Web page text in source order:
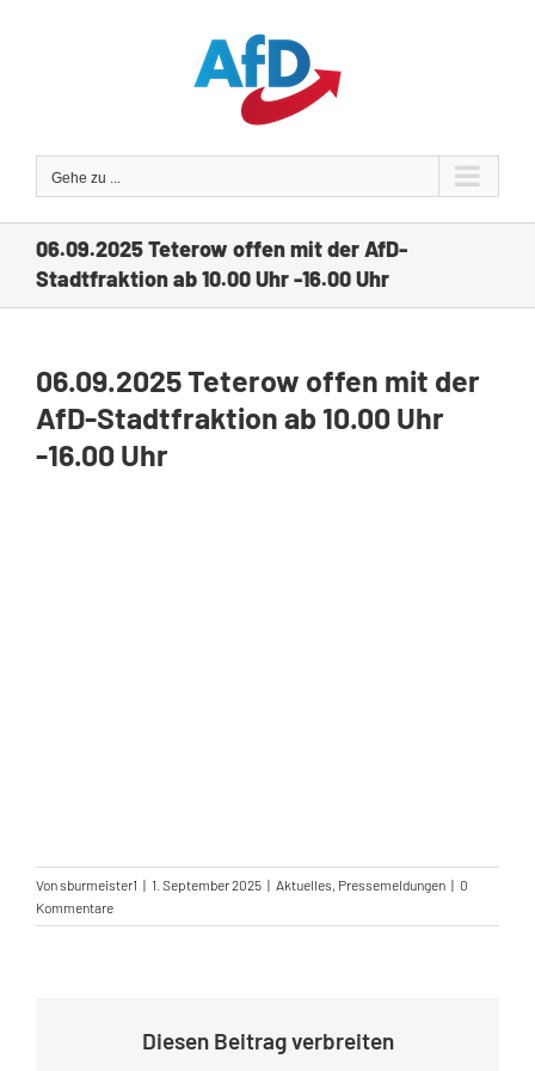
Gehe zu ...
06.09.2025 Teterow offen mit der AfD-
Stadtfraktion ab 10.00 Uhr -16.00 Uhr
06.09.2025 Teterow offen mit der
AfD-Stadtfraktion ab 10.00 Uhr
-16.00 Uhr
Vonsburmeister1 | 1. September 2025 | Aktuelles, Pressemeldungen | 0
Kommentare
Diesen Beitrag verbreiten